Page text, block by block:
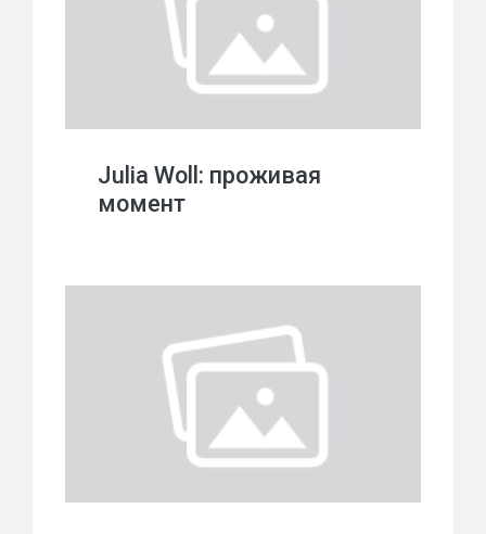
Julia Woll: проживая
момент